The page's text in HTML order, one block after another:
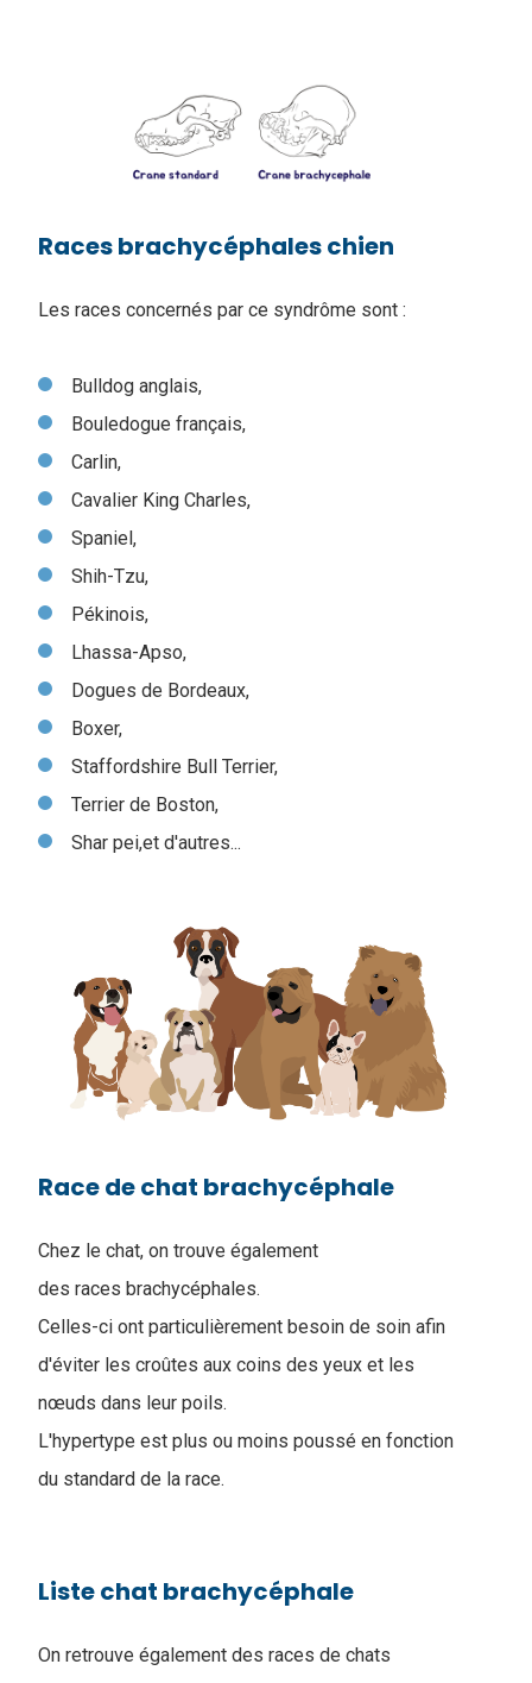
Races brachycéphales chien
Les races concernés par ce syndrôme sont :
Bulldog anglais,
Bouledogue français,
Carlin,
Cavalier King Charles,
Spaniel,
Shih-Tzu,
Pékinois,
Lhassa-Apso,
Dogues de Bordeaux,
Boxer,
Staffordshire Bull Terrier,
Terrier de Boston,
Shar pei,et d'autres...
Race de chat brachycéphale
Chez le chat, on trouve également
des races brachycéphales.
Celles-ci ont particulièrement besoin de soin afin
d'éviter les croûtes aux coins des yeux et les
nœuds dans leur poils.
L'hypertype est plus ou moins poussé en fonction
du standard de la race.
Liste chat brachycéphale
On retrouve également des races de chats